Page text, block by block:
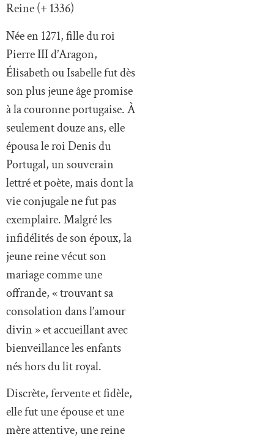
Reine (+ 1336)
Née en 1271, fille du roi
Pierre III d’Aragon,
Élisabeth ou Isabelle fut dès
son plus jeune âge promise
à la couronne portugaise. À
seulement douze ans, elle
épousa le roi Denis du
Portugal, un souverain
lettré et poète, mais dont la
vie conjugale ne fut pas
exemplaire. Malgré les
infidélités de son époux, la
jeune reine vécut son
mariage comme une
offrande, « trouvant sa
consolation dans l’amour
divin » et accueillant avec
bienveillance les enfants
nés hors du lit royal.
Discrète, fervente et fidèle,
elle fut une épouse et une
mère attentive, une reine